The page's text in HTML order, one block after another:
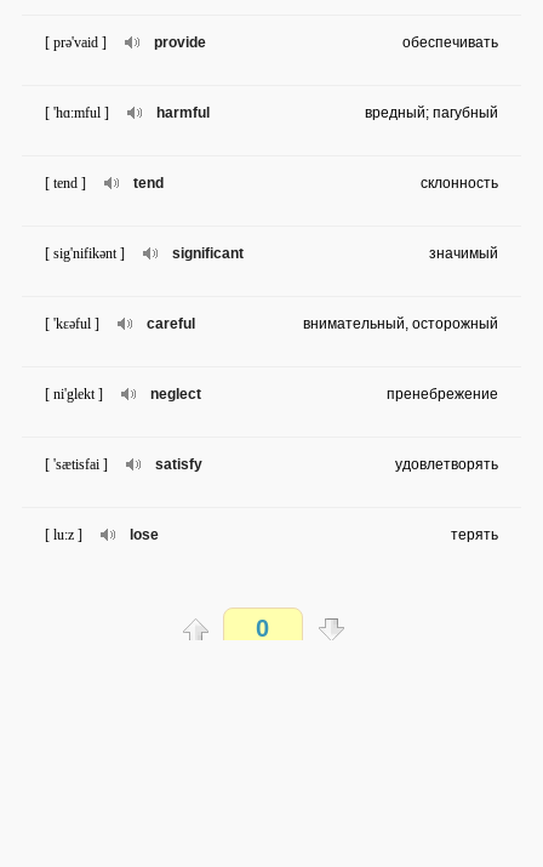
provide
[ prə'vaid ] обеспечивать
harmful
[ 'hɑ:mful ] вредный; пагубный
tend
[ tend ] склонность
significant
[ sig'nifikənt ] значимый
careful
[ 'kɛəful ] внимательный, осторожный
neglect
[ ni'glekt ] пренебрежение
satisfy
[ 'sætisfai ] удовлетворять
lose
[ lu:z ] терять
0